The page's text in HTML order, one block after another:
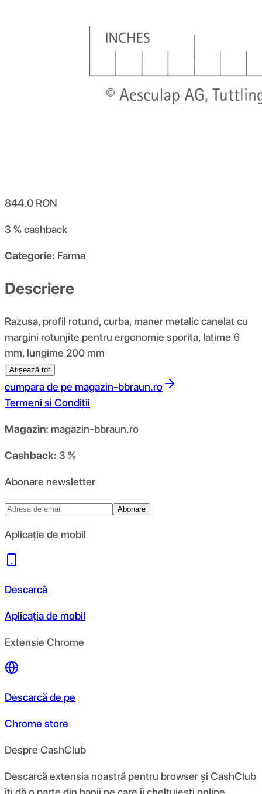
844.0 RON
3 %cashback
Categorie: Farma
Descriere
Razusa, profil rotund, curba, maner metalic canelat cu
margini rotunjite pentru ergonomie sporita, latime 6
mm, lungime 200 mm
Afișează tot
cumpara de pe magazin-bbraun.ro
Termeni si Conditii
Magazin: magazin-bbraun.ro
Cashback: 3 %
Abonare newsletter
Abonare
Aplicație de mobil
Descarcă
Aplicația de mobil
Extensie Chrome
Descarcă de pe
Chrome store
Despre CashClub
Descarcă extensia noastră pentru browser și CashClub